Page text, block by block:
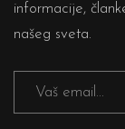
informacije,
našeg sveta.